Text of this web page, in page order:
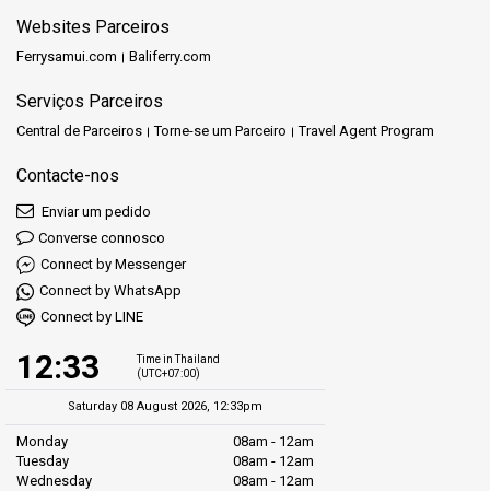
Websites Parceiros
Ferrysamui.com Baliferry.com
Serviços Parceiros
Central de Parceiros Torne-se um Parceiro Travel Agent Program
Contacte-nos
Enviar um pedido
Converse connosco
Connect by Messenger
Connect by WhatsApp
Connect by LINE
12:33
Time in Thailand
(UTC+07:00)
Saturday 08 August 2026, 12:33pm
Monday
08am - 12am
Tuesday
08am - 12am
Wednesday
08am - 12am